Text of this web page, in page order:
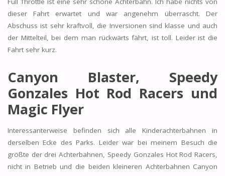
dieser Fahrt erwartet und war angenehm überrascht. Der
Abschuss ist sehr kraftvoll, die Inversionen sind klasse und auch
der Mittelteil, bei dem man rückwärts fährt, ist toll. Leider ist die
Fahrt sehr kurz.
Canyon Blaster, Speedy
Gonzales Hot Rod Racers und
Magic Flyer
Interessanterweise befinden sich alle Kinderachterbahnen in
derselben Ecke des Parks. Leider war bei meinem Besuch die
größte der drei Achterbahnen, Speedy Gonzales Hot Rod Racers,
nicht in Betrieb und die beiden kleineren Achterbahnen Canyon